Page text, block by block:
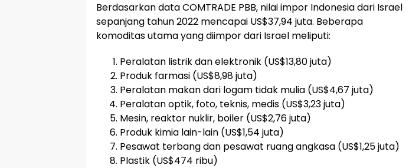
Berdasarkan data COMTRADE PBB, nilai impor Indonesia dari Israel
sepanjang tahun 2022 mencapai US$37,94 juta. Beberapa
komoditas utama yang diimpor dari Israel meliputi:
Peralatan listrik dan elektronik (US$13,80 juta)
Produk farmasi (US$8,98 juta)
Peralatan makan dari logam tidak mulia (US$4,67 juta)
Peralatan optik, foto, teknis, medis (US$3,23 juta)
Mesin, reaktor nuklir, boiler (US$2,76 juta)
Produk kimia lain-lain (US$1,54 juta)
Pesawat terbang dan pesawat ruang angkasa (US$1,25 juta)
Plastik (US$474 ribu)